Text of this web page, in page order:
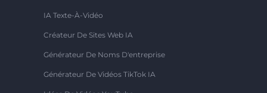
IA Texte-À-Vidéo
Créateur De Sites Web IA
Générateur De Noms D'entreprise
Générateur De Vidéos TikTok IA